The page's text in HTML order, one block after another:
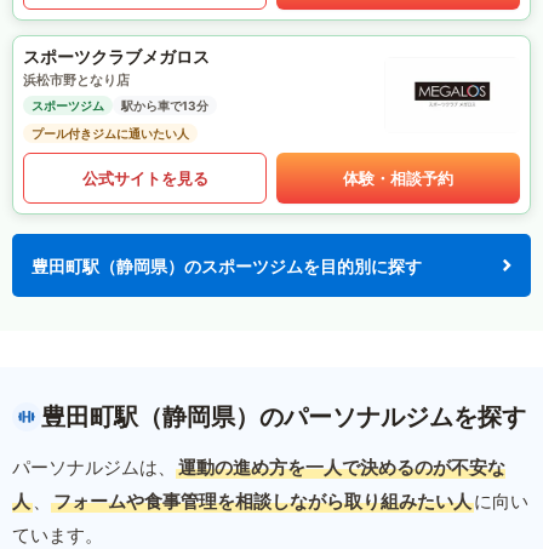
スポーツクラブメガロス
浜松市野となり店
スポーツジム
駅から車で13分
プール付きジムに通いたい人
公式サイトを見る 体験・相談予約
豊田町駅（静岡県）のスポーツジムを目的別に探す
豊田町駅（静岡県）のパーソナルジムを探す
パーソナルジムは、
運動の進め方を一人で決めるのが不安な
人 、 フォームや食事管理を相談しながら取り組みたい人に向い
ています。